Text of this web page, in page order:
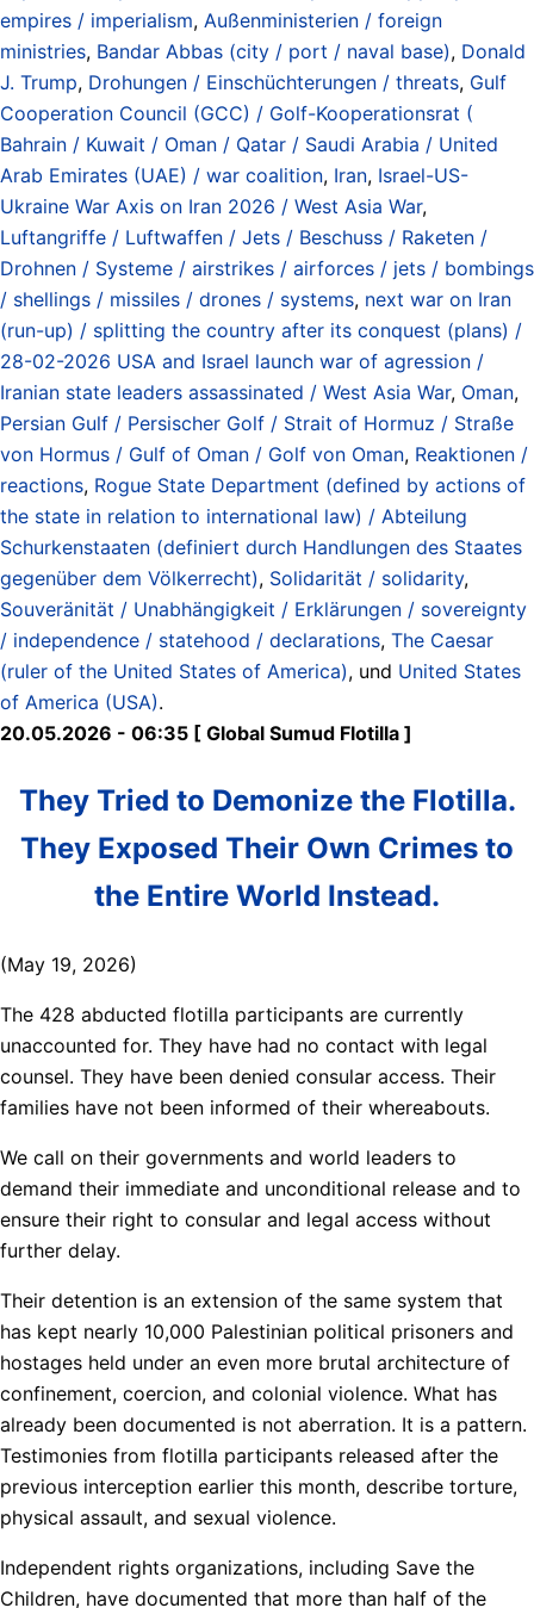
empires / imperialism, Außenministerien / foreign
ministries, Bandar Abbas (city / port / naval base), Donald
J. Trump, Drohungen / Einschüchterungen / threats, Gulf
Cooperation Council (GCC) / Golf-Kooperationsrat (
Bahrain / Kuwait / Oman / Qatar / Saudi Arabia / United
Arab Emirates (UAE) / war coalition, Iran, Israel-US-
Ukraine War Axis on Iran 2026 / West Asia War,
Luftangriffe / Luftwaffen / Jets / Beschuss / Raketen /
Drohnen / Systeme / airstrikes / airforces / jets / bombings
/ shellings / missiles / drones / systems, next war on Iran
(run-up) / splitting the country after its conquest (plans) /
28-02-2026 USA and Israel launch war of agression /
Iranian state leaders assassinated / West Asia War, Oman,
Persian Gulf / Persischer Golf / Strait of Hormuz / Straße
von Hormus / Gulf of Oman / Golf von Oman, Reaktionen /
reactions, Rogue State Department (defined by actions of
the state in relation to international law) / Abteilung
Schurkenstaaten (definiert durch Handlungen des Staates
gegenüber dem Völkerrecht), Solidarität / solidarity,
Souveränität / Unabhängigkeit / Erklärungen / sovereignty
/ independence / statehood / declarations, The Caesar
(ruler of the United States of America), und United States
of America (USA).
20.05.2026 - 06:35 [ Global Sumud Flotilla ]
They Tried to Demonize the Flotilla.
They Exposed Their Own Crimes to
the Entire World Instead.
(May 19, 2026)
The 428 abducted flotilla participants are currently
unaccounted for. They have had no contact with legal
counsel. They have been denied consular access. Their
families have not been informed of their whereabouts.
We call on their governments and world leaders to
demand their immediate and unconditional release and to
ensure their right to consular and legal access without
further delay.
Their detention is an extension of the same system that
has kept nearly 10,000 Palestinian political prisoners and
hostages held under an even more brutal architecture of
confinement, coercion, and colonial violence. What has
already been documented is not aberration. It is a pattern.
Testimonies from flotilla participants released after the
previous interception earlier this month, describe torture,
physical assault, and sexual violence.
Independent rights organizations, including Save the
Children, have documented that more than half of the